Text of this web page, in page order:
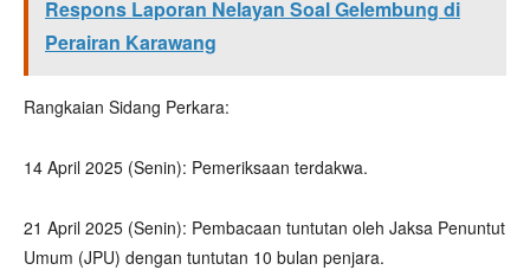
Respons Laporan Nelayan Soal Gelembung di
Perairan Karawang
Rangkaian Sidang Perkara:
14 April 2025 (Senin): Pemeriksaan terdakwa.
21 April 2025 (Senin): Pembacaan tuntutan oleh Jaksa Penuntut
Umum (JPU) dengan tuntutan 10 bulan penjara.